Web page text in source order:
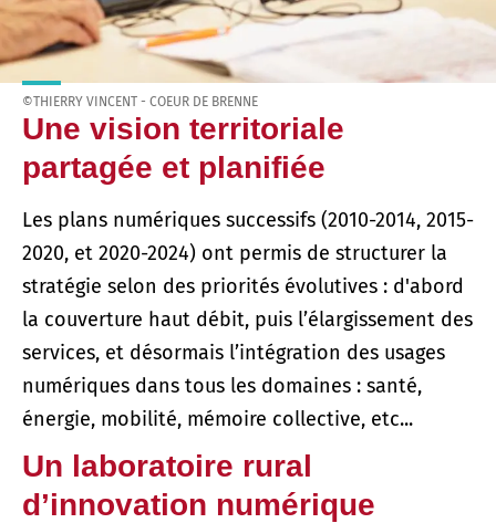
©THIERRY VINCENT - COEUR DE BRENNE
Une vision territoriale
partagée et planifiée
Les plans numériques successifs (2010-2014, 2015-
2020, et 2020-2024) ont permis de structurer la
stratégie selon des priorités évolutives : d'abord
la couverture haut débit, puis l’élargissement des
services, et désormais l’intégration des usages
numériques dans tous les domaines : santé,
énergie, mobilité, mémoire collective, etc...
Un laboratoire rural
d’innovation numérique